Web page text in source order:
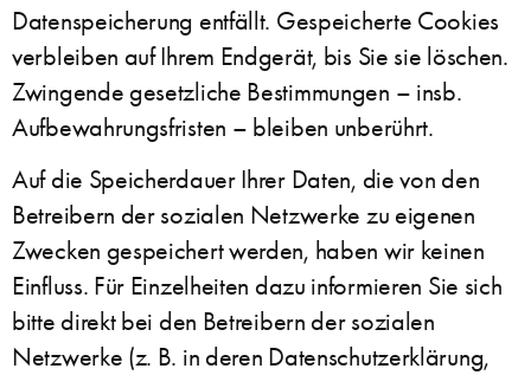
Datenspeicherung entfällt. Gespeicherte Cookies
verbleiben auf Ihrem Endgerät, bis Sie sie löschen.
Zwingende gesetzliche Bestimmungen – insb.
Aufbewahrungsfristen – bleiben unberührt.
Auf die Speicherdauer Ihrer Daten, die von den
Betreibern der sozialen Netzwerke zu eigenen
Zwecken gespeichert werden, haben wir keinen
Einfluss. Für Einzelheiten dazu informieren Sie sich
bitte direkt bei den Betreibern der sozialen
Netzwerke (z. B. in deren Datenschutzerklärung,